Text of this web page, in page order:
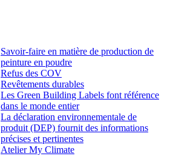
Savoir-faire en matière de production de
peinture en poudre
Refus des COV
Revêtements durables
Les Green Building Labels font référence
dans le monde entier
La déclaration environnementale de
produit (DEP) fournit des informations
précises et pertinentes
Atelier My Climate